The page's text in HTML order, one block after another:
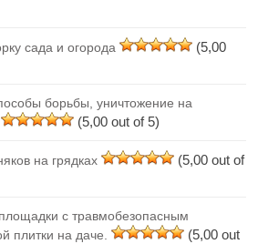
сада и огорода
(5,00
борьбы, уничтожение на
(5,00 out of 5)
на грядках
(5,00 out of
с травмобезопасным
плитки на даче.
(5,00 out